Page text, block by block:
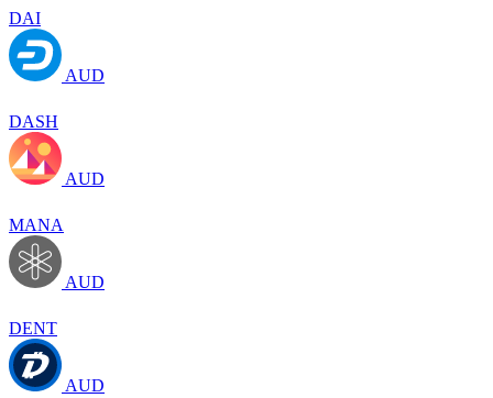
DAI
AUD
DASH
AUD
MANA
AUD
DENT
AUD